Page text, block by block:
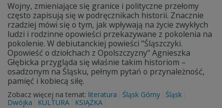
Wojny, zmieniające się granice i polityczne przełomy
często zapisują się w podręcznikach historii. Znacznie
rzadziej mówi się o tym, jak wpływają na życie zwykłych
ludzi i rodzinne opowieści przekazywane z pokolenia na
pokolenie. W debiutanckiej powieści "Śląszczyki.
Opowieść o dziołchach z Opolszczyzny" Agnieszka
Głębicka przygląda się właśnie takim historiom –
osadzonym na Śląsku, pełnym pytań o przynależność,
pamięć i kobiecą siłę.
Zobacz więcej na temat: literatura Śląsk Górny Śląsk
Dwójka
KULTURA KSIĄŻKA